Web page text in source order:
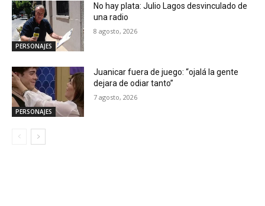
PERSONAJES
No hay plata: Julio Lagos desvinculado de
una radio
8 agosto, 2026
PERSONAJES
Juanicar fuera de juego: “ojalá la gente
dejara de odiar tanto”
7 agosto, 2026